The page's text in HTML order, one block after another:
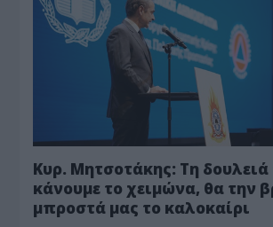
Κυρ. Μητσοτάκης: Τη
κάνουμε το χειμώνα, θα την
μπροστά μας το καλοκαίρι